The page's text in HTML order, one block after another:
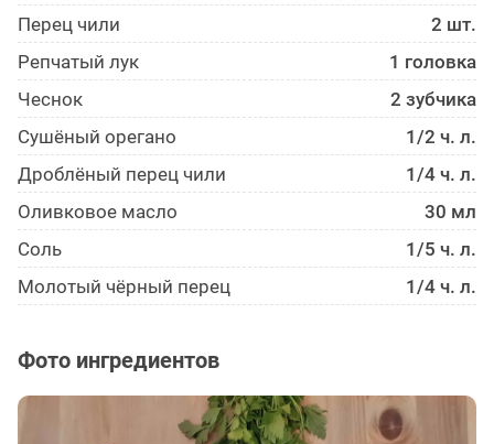
Перец чили
2 шт.
Репчатый лук
1 головка
Чеснок
2 зубчика
Сушёный орегано
1/2 ч. л.
Дроблёный перец чили
1/4 ч. л.
Оливковое масло
30 мл
Соль
1/5 ч. л.
Молотый чёрный перец
1/4 ч. л.
Фото ингредиентов